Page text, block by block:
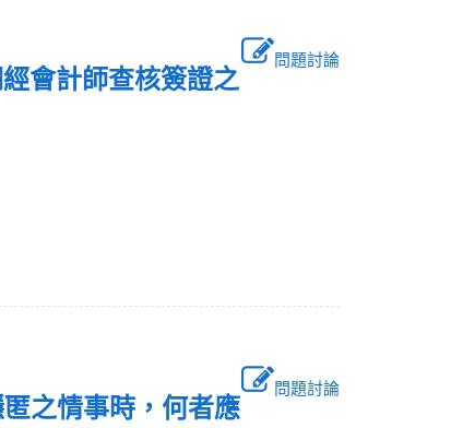
問題討論
會計師查核簽證之
問題討論
之情事時，何者應